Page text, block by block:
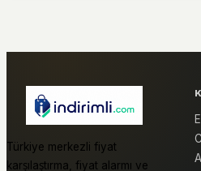
Türkiye merkezli fiyat
karşılaştırma, fiyat alarmı ve